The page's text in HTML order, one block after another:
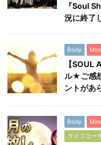
『Soul
況に終了
Body
【SOUL
ル★ご感
ントがあ
Body
ライフコー